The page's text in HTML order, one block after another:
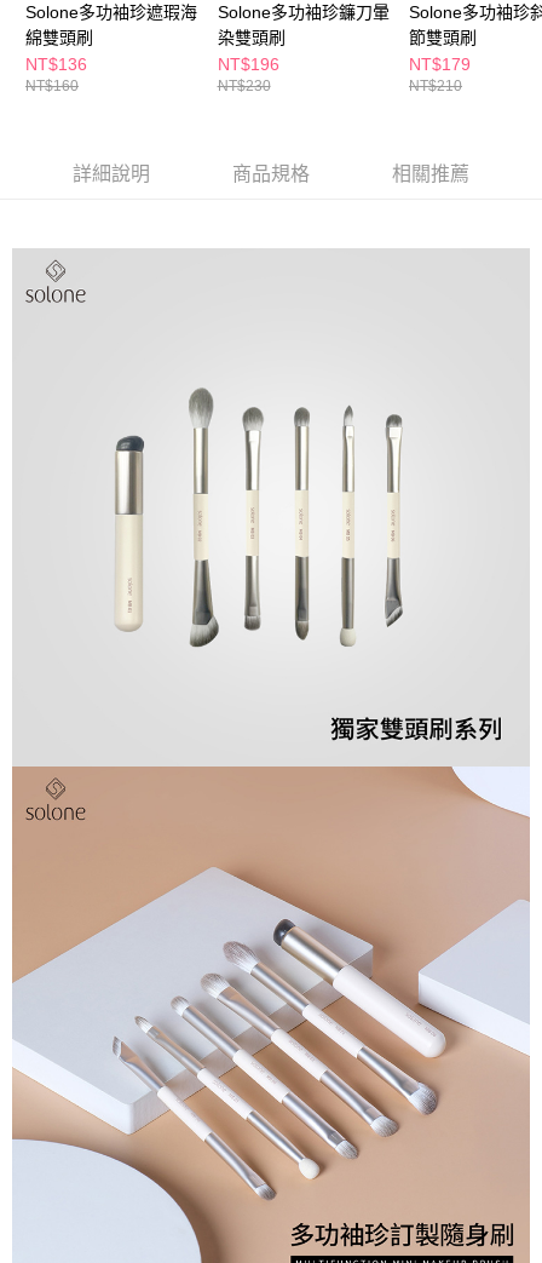
權轉讓予恩沛科技股份有限公司。
２．關於個人資料處理事宜，請瀏覽以下網址：
https://aftee.tw/terms/#terms3
３．未成年的使用者請事先徵得法定代理人或監護人之同意方可使用
時審查核予不同之上限額度；若仍有額度不足之情形，本公司將視審查結果
付款後7-11取貨
每筆NT$65，滿NT$490(含以上)免運費
付款後寶雅門市自取(由倉庫統一出貨)
Solone多功袖珍遮瑕海
綿雙頭刷
NT$136
NT$160
Solone多功袖珍鐮刀暈
染雙頭刷
NT$196
NT$230
Solone多功袖珍
節雙頭刷
NT$179
NT$210
詳細說明 商品規格 相關推薦